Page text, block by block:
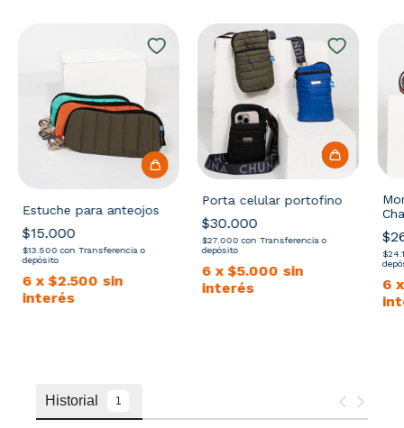
Estuche para anteojos
$15.000
$13.500con Transferencia o
depósito
6 x$2.500 sin
interés
Porta celular portofino
$30.000
$27.000con Transferencia o
depósito
6 x$5.000 sin
interés
6